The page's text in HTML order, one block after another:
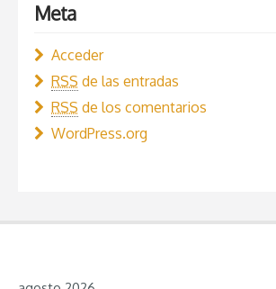
Meta
Acceder
RSS de las entradas
RSS de los comentarios
WordPress.org